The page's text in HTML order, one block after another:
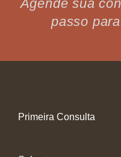
Agende sua
passo
Primeira Consulta